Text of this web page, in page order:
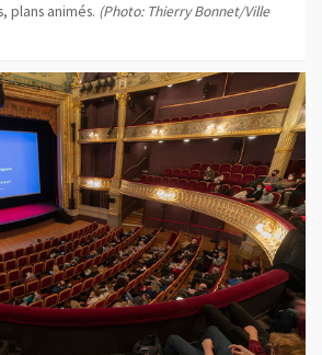
plans animés. (Photo: Thierry Bonnet/Ville